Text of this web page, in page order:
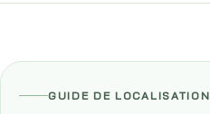
GUIDE DE LOCALISATION